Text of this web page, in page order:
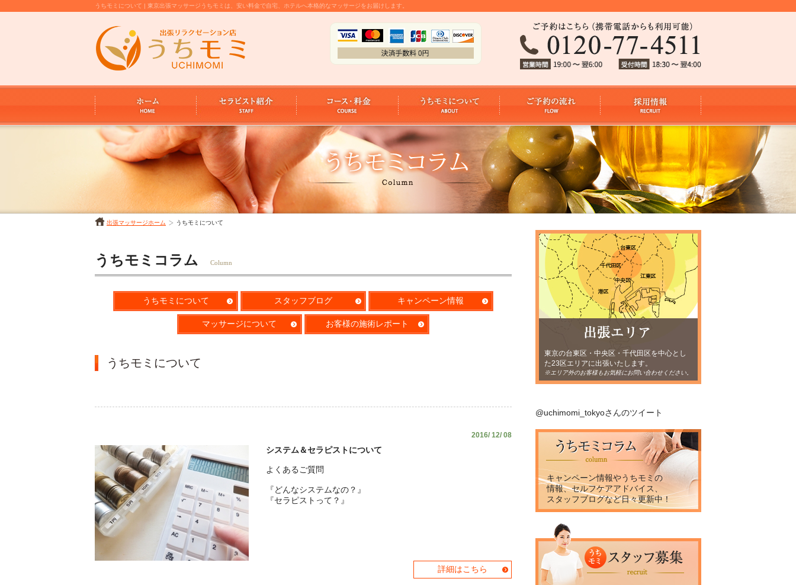
うちモミについて | 東京出張マッサージうちモミは、安い料金で自宅、ホテルへ本格的なマッサージをお届けします。
出張マッサージホーム うちモミについて
うちモミコラム Column
うちモミについて スタッフブログ キャンペーン情報
マッサージについて お客様の施術レポート
うちモミについて
2016/ 12/ 08
システム＆セラピストについて
よくあるご質問
『どんなシステムなの？』
『セラピストって？』
詳細はこちら
東京の台東区・中央区・千代田区を中心とし
た23区エリアに出張いたします。
※エリア外のお客様もお気軽にお問い合わせください。
@uchimomi_tokyoさんのツイート
キャンペーン情報やうちモミの
情報、セルフケアアドバイス、
スタッフブログなど日々更新中！